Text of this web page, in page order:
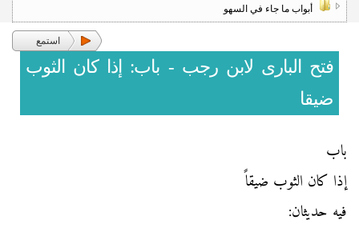
أبواب ما جاء في السهو
استمع
فتح البارى لابن رجب - باب: إذا كان الثوب
ضيقا
باب
إذا كان الثوب ضيقاً
فيه حديثان: